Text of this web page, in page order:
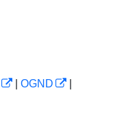
OGND